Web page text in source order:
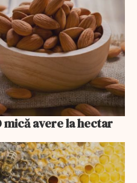
mică avere la hectar